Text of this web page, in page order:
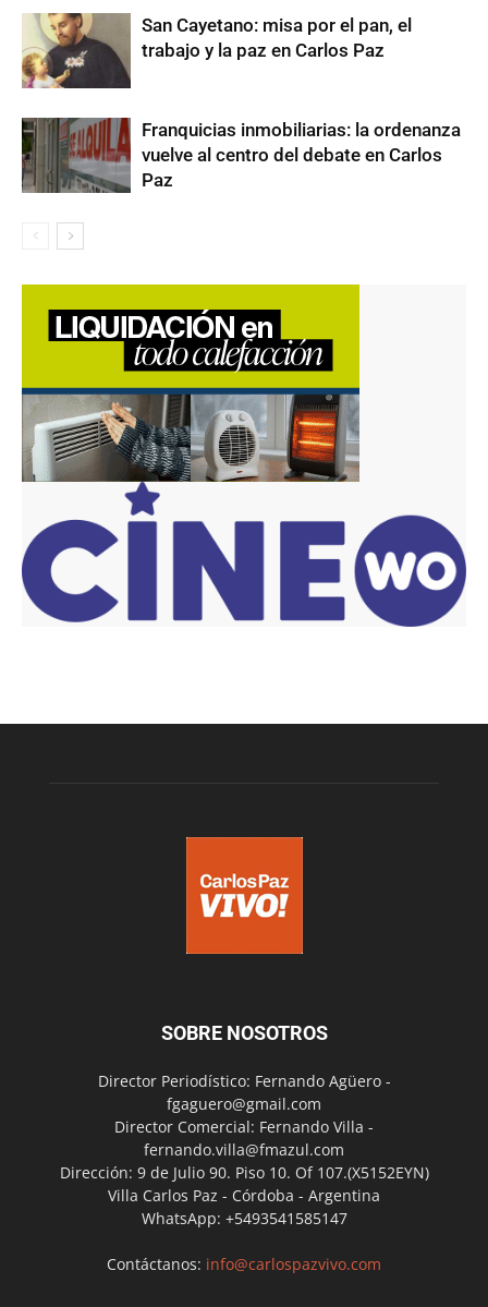
San Cayetano: misa por el pan, el
trabajo y la paz en Carlos Paz
Franquicias inmobiliarias: la ordenanza
vuelve al centro del debate en Carlos
Paz
SOBRE NOSOTROS
Director Periodístico: Fernando Agüero -
fgaguero@gmail.com
Director Comercial: Fernando Villa -
fernando.villa@fmazul.com
Dirección: 9 de Julio 90. Piso 10. Of 107.(X5152EYN)
Villa Carlos Paz - Córdoba - Argentina
WhatsApp: +5493541585147
Contáctanos: info@carlospazvivo.com